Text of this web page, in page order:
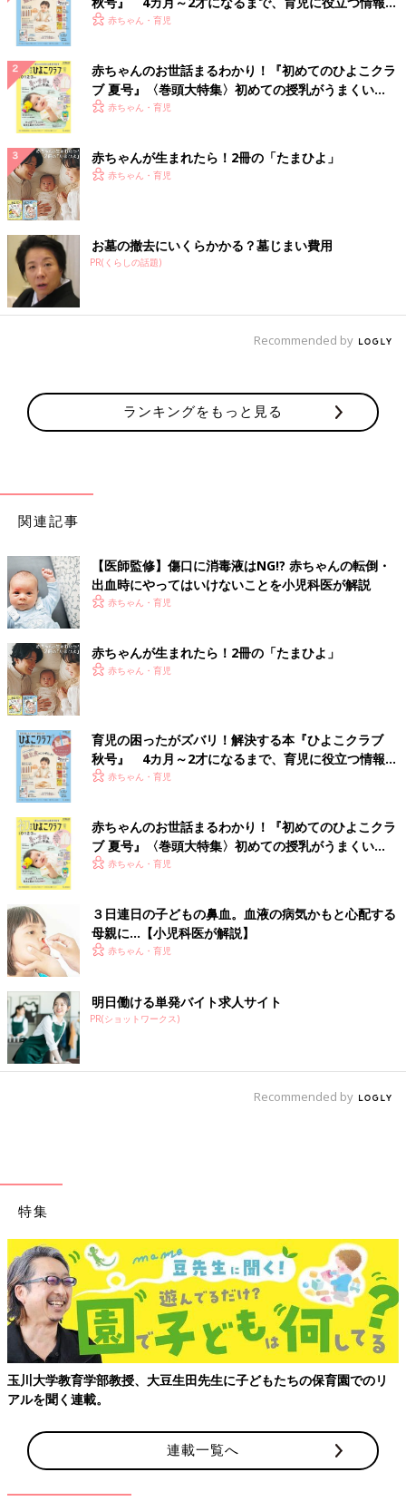
いっぱい！
赤ちゃん・育児
赤ちゃんのお世話まるわかり！『初めてのひよこクラ
ブ 夏号』〈巻頭大特集〉初めての授乳がうまくい
く！ おっぱい・ミルクの基本と夏のトラブル 解決テ
赤ちゃん・育児
赤ちゃんが生まれたら！2冊の「たまひよ」
赤ちゃん・育児
お墓の撤去にいくらかかる？墓じまい費用
PR(くらしの話題)
Recommended by
ランキングをもっと見る
関連記事
【医師監修】傷口に消毒液はNG!? 赤ちゃんの転倒・
出血時にやってはいけないことを小児科医が解説
赤ちゃん・育児
赤ちゃんが生まれたら！2冊の「たまひよ」
赤ちゃん・育児
育児の困ったがズバリ！解決する本『ひよこクラブ
秋号』 4カ月～2才になるまで、育児に役立つ情報が
いっぱい！
赤ちゃん・育児
赤ちゃんのお世話まるわかり！『初めてのひよこクラ
ブ 夏号』〈巻頭大特集〉初めての授乳がうまくい
く！ おっぱい・ミルクの基本と夏のトラブル 解決テ
赤ちゃん・育児
３日連日の子どもの鼻血。血液の病気かもと心配する
母親に…【小児科医が解説】
赤ちゃん・育児
明日働ける単発バイト求人サイト
PR(ショットワークス)
Recommended by
特集
玉川大学教育学部教授、大豆生田先生に子どもたちの保育園でのリ
アルを聞く連載。
連載一覧へ